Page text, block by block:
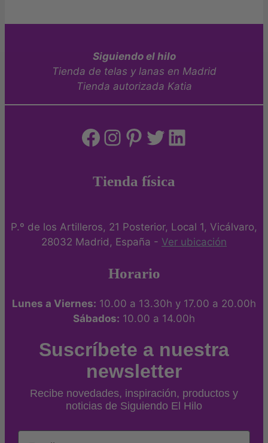
Siguiendo el hilo
Tienda de telas y lanas en Madrid
Tienda autorizada Katia
Facebook
Instagram
Pinterest
Twitter
LinkedIn
Tienda física
P.º de los Artilleros, 21 Posterior, Local 1, Vicálvaro,
28032 Madrid, España - Ver ubicación
Horario
Lunes a Viernes: 10.00 a 13.30h y 17.00 a 20.00h
Sábados: 10.00 a 14.00h
Suscríbete a nuestra
newsletter
Recibe novedades, inspiración, productos y
noticias de Siguiendo El Hilo
Email